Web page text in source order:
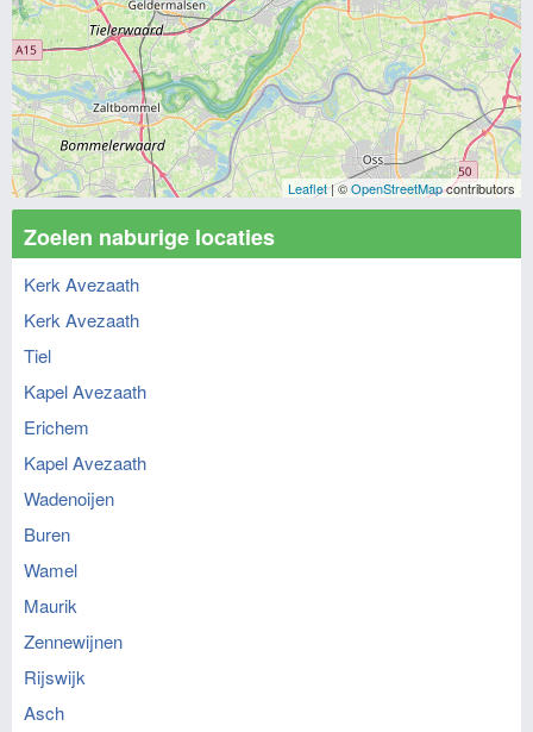
Leaflet| ©OpenStreetMapcontributors
Zoelen naburige locaties
Kerk Avezaath
Kerk Avezaath
Tiel
Kapel Avezaath
Erichem
Kapel Avezaath
Wadenoijen
Buren
Wamel
Maurik
Zennewijnen
Rijswijk
Asch